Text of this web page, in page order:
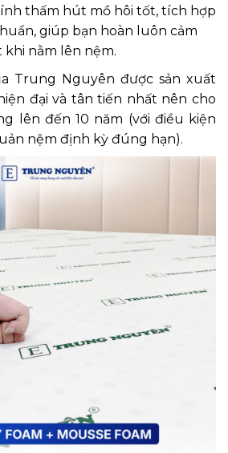
thấm hút mồ hôi tốt, tích hợp
giúp bạn hoàn luôn cảm
nằm lên nệm.
Trung Nguyên được sản xuất
đại và tân tiến nhất nên cho
lên đến 10 năm (với điều kiện
nệm định kỳ đúng hạn).